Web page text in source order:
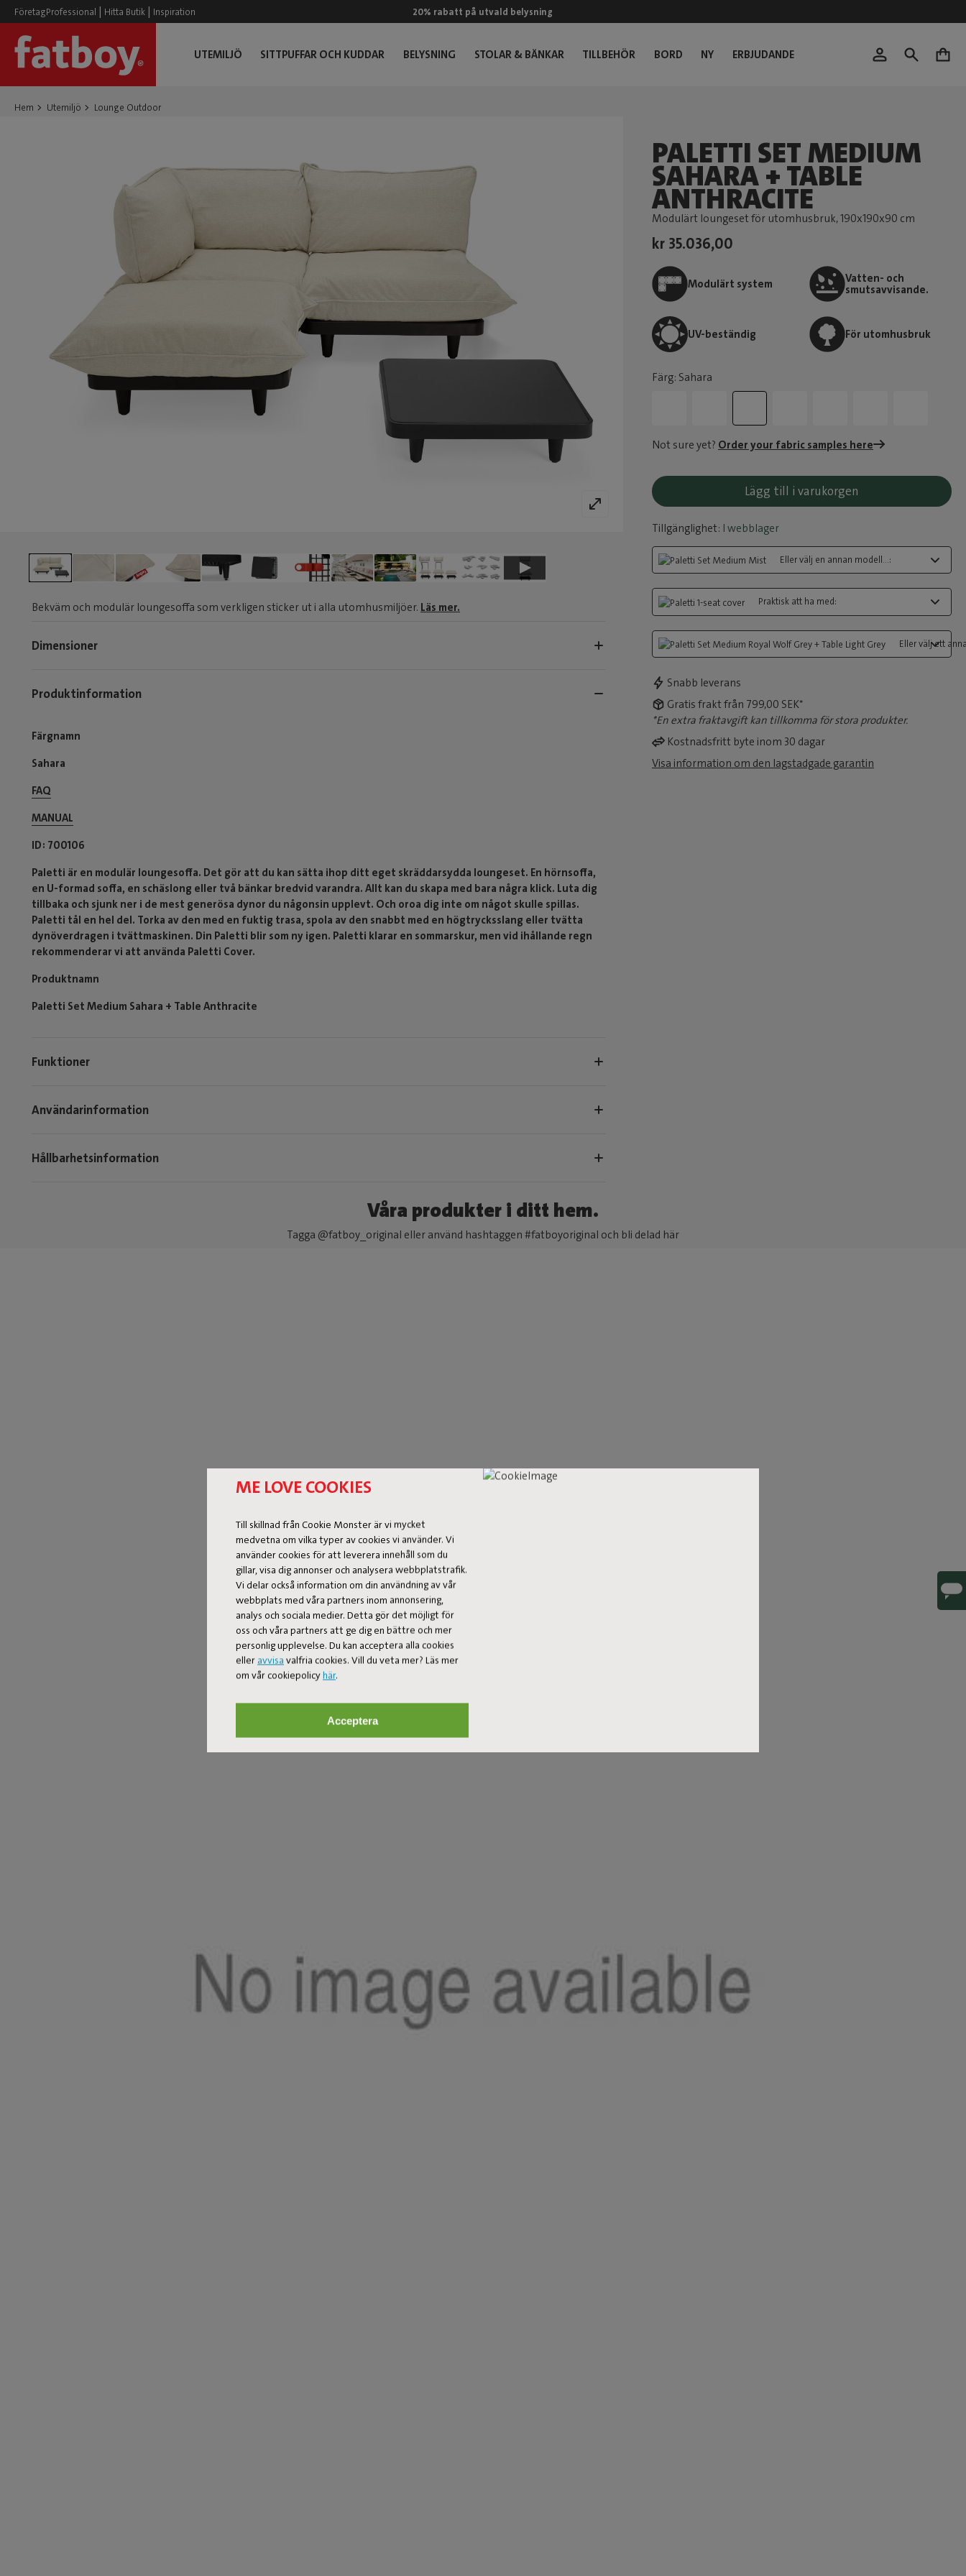
ME LOVE COOKIES
Till skillnad från Cookie Monster är vi mycket
medvetna om vilka typer av cookies vi använder. Vi
använder cookies för att leverera innehåll som du
gillar, visa dig annonser och analysera webbplatstrafik.
Vi delar också information om din användning av vår
webbplats med våra partners inom annonsering,
analys och sociala medier. Detta gör det möjligt för
oss och våra partners att ge dig en bättre och mer
personlig upplevelse. Du kan acceptera alla cookies
eller avvisa valfria cookies. Vill du veta mer? Läs mer
om vår cookiepolicyhär.
Acceptera
FöretagProfessional | Hitta Butik | Inspiration 20% rabatt på utvald belysning
UTEMILJÖ SITTPUFFAR OCH KUDDAR BELYSNING STOLAR & BÄNKAR TILLBEHÖR BORD NY ERBJUDANDE 0
Hem Utemiljö Lounge Outdoor
PALETTI SET MEDIUM
SAHARA + TABLE
ANTHRACITE
Modulärt loungeset för utomhusbruk, 190x190x90 cm
kr 35.036,00
Modulärt system
Vatten- och
smutsavvisande.
UV-beständig För utomhusbruk
Färg: Sahara
Not sure yet? Order your fabric samples here
Lägg till i varukorgen
Tillgänglighet: I webblager
Eller välj en annan modell...:
Praktisk att ha med:
Eller välj ett
Snabb leverans
Gratis frakt från 799,00 SEK*
*En extra fraktavgift kan tillkomma för stora produkter.
Kostnadsfritt byte inom 30 dagar
Visa information om den lagstadgade garantin
Bekväm och modulär loungesoffa som verkligen sticker ut i alla utomhusmiljöer. Läs mer.
Dimensioner
Produktinformation
Färgnamn
Sahara
FAQ
MANUAL
ID 700106
Paletti är en modulär loungesoffa. Det gör att du kan sätta ihop ditt eget skräddarsydda loungeset. En hörnsoffa,
en U-formad soffa, en schäslong eller två bänkar bredvid varandra. Allt kan du skapa med bara några klick. Luta dig
tillbaka och sjunk ner i de mest generösa dynor du någonsin upplevt. Och oroa dig inte om något skulle spillas.
Paletti tål en hel del. Torka av den med en fuktig trasa, spola av den snabbt med en högtrycksslang eller tvätta
dynöverdragen i tvättmaskinen. Din Paletti blir som ny igen. Paletti klarar en sommarskur, men vid ihållande regn
rekommenderar vi att använda Paletti Cover.
Produktnamn
Paletti Set Medium Sahara + Table Anthracite
Funktioner
Användarinformation
Hållbarhetsinformation
Våra produkter i ditt hem.
Tagga @fatboy_original eller använd hashtaggen #fatboyoriginal och bli delad här